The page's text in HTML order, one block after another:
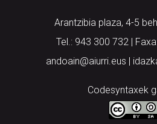
Arantzibia plaza, 4-5
Tel.: 943 300 732 |
andoain@aiurri.eus |
Codesyntaxek